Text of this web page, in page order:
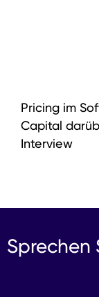
Pricing im
Capital
Interview
Sprechen